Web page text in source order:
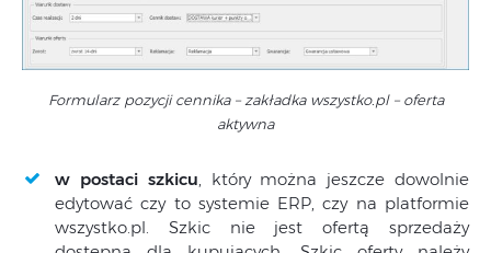
Formularz pozycji cennika – zakładka wszystko.pl – oferta
aktywna
w postaci szkicu, który można jeszcze dowolnie
edytować czy to systemie ERP, czy na platformie
wszystko.pl. Szkic nie jest ofertą sprzedaży